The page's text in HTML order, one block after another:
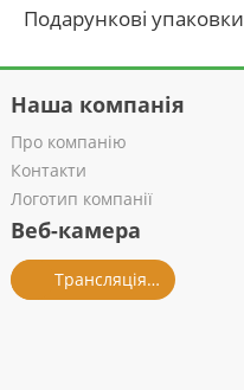
Подарункові упаковки
Наша компанія
Про компанію
Контакти
Логотип компанії
Веб-камера
Трансляція із салону